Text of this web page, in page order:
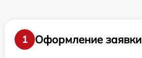
1
Оформление заявки